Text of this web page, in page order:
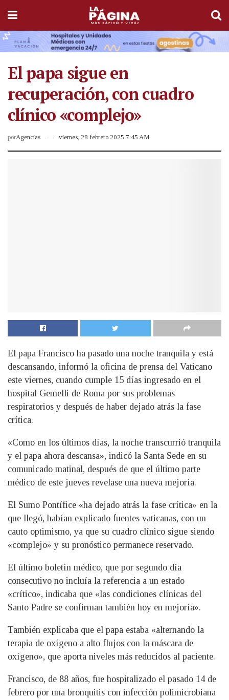
El papa sigue en
recuperación, con cuadro
clínico «complejo»
porAgencias viernes, 28 febrero 2025 7:45 AM
El papa Francisco ha pasado una noche tranquila y está
descansando, informó la oficina de prensa del Vaticano
este viernes, cuando cumple 15 días ingresado en el
hospital Gemelli de Roma por sus problemas
respiratorios y después de haber dejado atrás la fase
crítica.
«Como en los últimos días, la noche transcurrió tranquila
y el papa ahora descansa», indicó la Santa Sede en su
comunicado matinal, después de que el último parte
médico de este jueves revelase una nueva mejoría.
El Sumo Pontífice «ha dejado atrás la fase crítica» en la
que llegó, habían explicado fuentes vaticanas, con un
cauto optimismo, ya que su cuadro clínico sigue siendo
«complejo» y su pronóstico permanece reservado.
El último boletín médico, que por segundo día
consecutivo no incluía la referencia a un estado
«crítico», indicaba que «las condiciones clínicas del
Santo Padre se confirman también hoy en mejoría».
También explicaba que el papa estaba «alternando la
terapia de oxígeno a alto flujos con la máscara de
oxígeno», que aporta niveles más reducidos al paciente.
Francisco, de 88 años, fue hospitalizado el pasado 14 de
febrero por una bronquitis con infección polimicrobiana